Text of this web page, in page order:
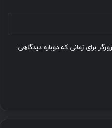
برای زمانی که دوباره دیدگاهی